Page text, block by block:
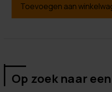
Toevoegen aan
Op zoek naar